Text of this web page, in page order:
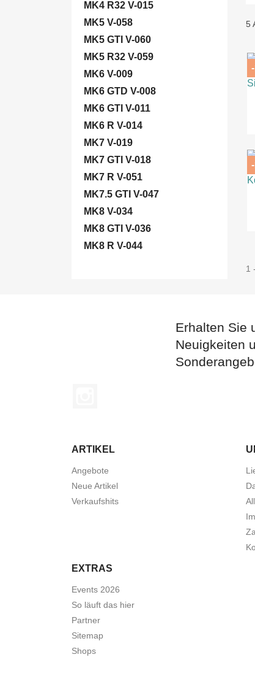
MK4 R32 V-015
MK5 V-058
MK5 GTI V-060
MK5 R32 V-059
MK6 V-009
MK6 GTD V-008
MK6 GTI V-011
MK6 R V-014
MK7 V-019
MK7 GTI V-018
MK7 R V-051
MK7.5 GTI V-047
MK8 V-034
MK8 GTI V-036
MK8 R V-044
5
1
Erhalten Sie
Neuigkeiten
ARTIKEL
Angebote
Neue Artikel
Verkaufshits
EXTRAS
Events 2026
So läuft das hier
Partner
Sitemap
Shops